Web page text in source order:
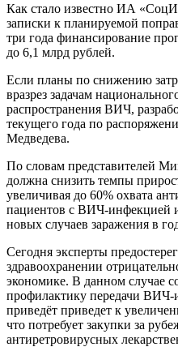
Как стало известно ИА
записки к планируемой
три года финансирование
до 6,1 млрд рублей.
Если планы по снижению
вразрез задачам
распространения ВИЧ,
текущего года по
Медведева.
По словам представителей
должна снизить темпы
увеличивая до 60% охвата
пациентов с ВИЧ-инфекцией
новых случаев заражения в
Сегодня эксперты
здравоохранении
экономике. В данном случае
профилактику передачи ВИЧ-
приведёт приведет к
что потребует закупки за
антиретровирусных